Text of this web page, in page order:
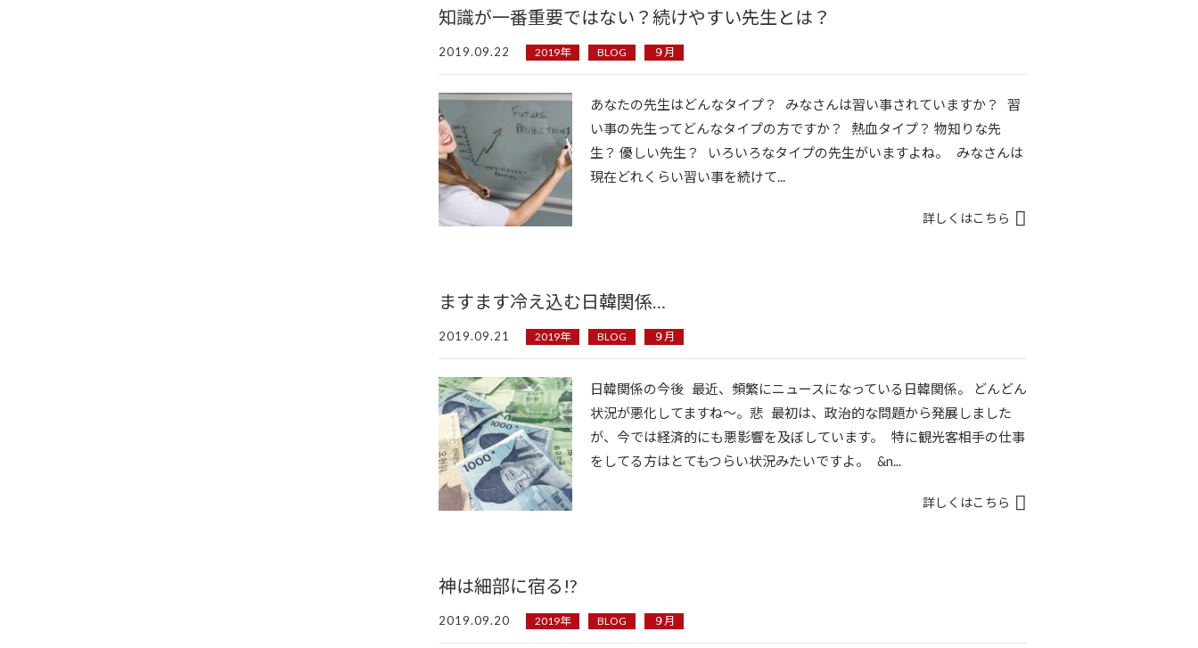
知識が一番重要ではない？続けやすい先生とは？
2019.09.22 2019年 BLOG ９月
あなたの先生はどんなタイプ？ みなさんは習い事されていますか？ 習
い事の先生ってどんなタイプの方ですか？ 熱血タイプ？ 物知りな先
生？ 優しい先生？ いろいろなタイプの先生がいますよね。 みなさんは
現在どれくらい習い事を続けて...
詳しくはこちら
ますます冷え込む日韓関係…
2019.09.21 2019年 BLOG ９月
日韓関係の今後 最近、頻繁にニュースになっている日韓関係。 どんどん
状況が悪化してますね〜。悲 最初は、政治的な問題から発展しました
が、今では経済的にも悪影響を及ぼしています。 特に観光客相手の仕事
をしてる方はとてもつらい状況みたいですよ。 &n...
詳しくはこちら
神は細部に宿る!?
2019.09.20 2019年 BLOG ９月